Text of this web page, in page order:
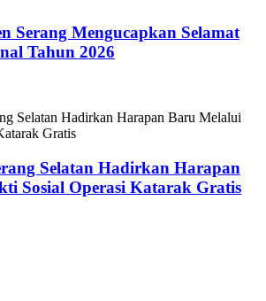
Serang Mengucapkan Selamat
Tahun 2026
Selatan Hadirkan Harapan
Sosial Operasi Katarak Gratis